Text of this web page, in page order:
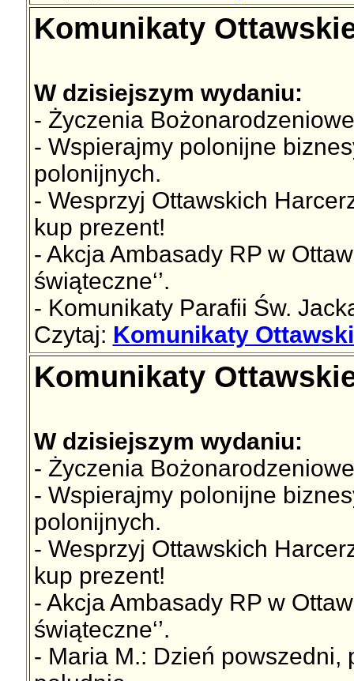
Komunikaty
W dzisiejszym wydaniu:
- Życzenia
- Wspierajmy polonijne
polonijnych.
- Wesprzyj Ottawskich
kup prezent!
- Akcja Ambasady RP w
świąteczne‘’.
- Komunikaty Parafii Św.
Czytaj: Komunikaty
Komunikaty
W dzisiejszym wydaniu:
- Życzenia
- Wspierajmy polonijne
polonijnych.
- Wesprzyj Ottawskich
kup prezent!
- Akcja Ambasady RP w
świąteczne‘’.
- Maria M.: Dzień powszedni,